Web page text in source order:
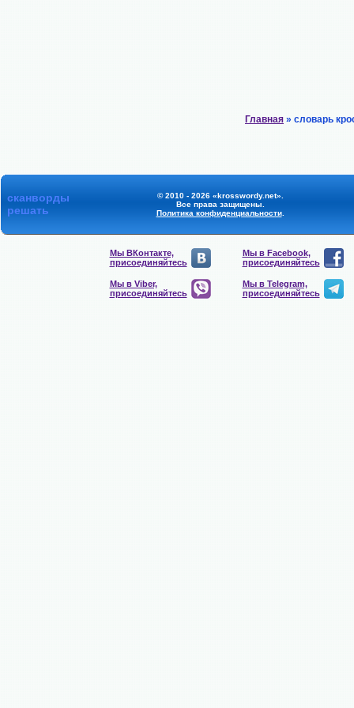
Главная » словарь
сканворды
решать
© 2010 - 2026 «krosswordy.net».
Все права защищены.
Политика конфиденциальности.
Мы ВКонтакте,
присоединяйтесь
Мы в Facebook,
присоединяйтесь
Мы в Viber,
присоединяйтесь
Мы в Telegram,
присоединяйтесь